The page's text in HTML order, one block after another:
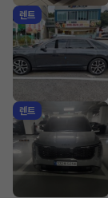
렌트
렌트